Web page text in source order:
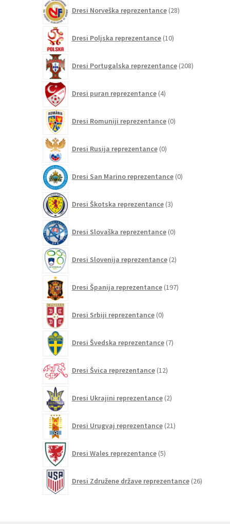
Dresi Norveška reprezentance 28izdelkov
Dresi Poljska reprezentance 10izdelkov
Dresi Portugalska reprezentance 208izdelkov
Dresi puran reprezentance 4izdelki
Dresi Romuniji reprezentance 0izdelkov
Dresi Rusija reprezentance 0izdelkov
Dresi San Marino reprezentance 0izdelkov
Dresi Škotska reprezentance 3izdelki
Dresi Slovaška reprezentance 0izdelkov
Dresi Slovenija reprezentance 2izdelka
Dresi Španija reprezentance 197izdelkov
Dresi Srbiji reprezentance 0izdelkov
Dresi Švedska reprezentance 7izdelkov
Dresi Švica reprezentance 12izdelkov
Dresi Ukrajini reprezentance 2izdelka
Dresi Urugvaj reprezentance 21izdelkov
Dresi Wales reprezentance 5izdelkov
Dresi Združene države reprezentance 26izdelkov